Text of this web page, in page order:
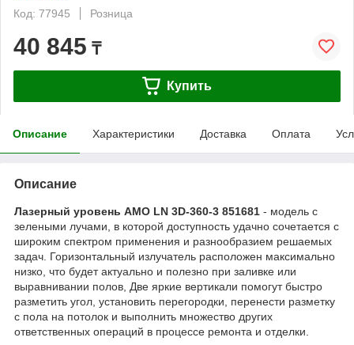
Код: 77945
Розница
40 845 ₸
Купить
Описание Характеристики Доставка Оплата
Описание
Лазерный уровень AMO LN 3D-360-3 851681 - модель с
зелеными лучами, в которой доступность удачно сочетается с
широким спектром применения и разнообразием решаемых
задач. Горизонтальный излучатель расположен максимально
низко, что будет актуально и полезно при заливке или
выравнивании полов, Две яркие вертикали помогут быстро
разметить угол, установить перегородки, перенести разметку
с пола на потолок и выполнить множество других
ответственных операций в процессе ремонта и отделки.